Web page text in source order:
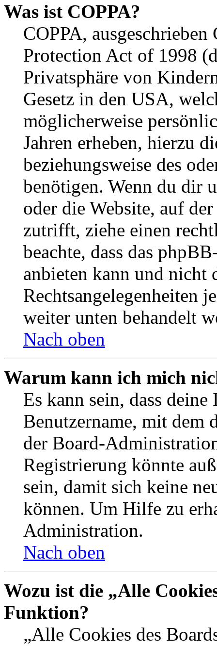
Was ist COPPA?
COPPA,
Protection Act of 1998
Privatsphäre von
Gesetz in den USA,
möglicherweise
Jahren erheben, hierzu
beziehungsweise des
benötigen. Wenn du dir
oder die Website, auf
zutrifft, ziehe einen
beachte, dass das
anbieten kann und nicht
Rechtsangelegenheiten
weiter unten behandelt
Nach oben
Warum kann ich mich
Es kann sein, dass
Benutzername, mit dem
der Board-
Registrierung könnte
sein, damit sich keine
können. Um Hilfe zu
Administration.
Nach oben
Wozu ist die „Alle
Funktion?
„Alle Cookies des